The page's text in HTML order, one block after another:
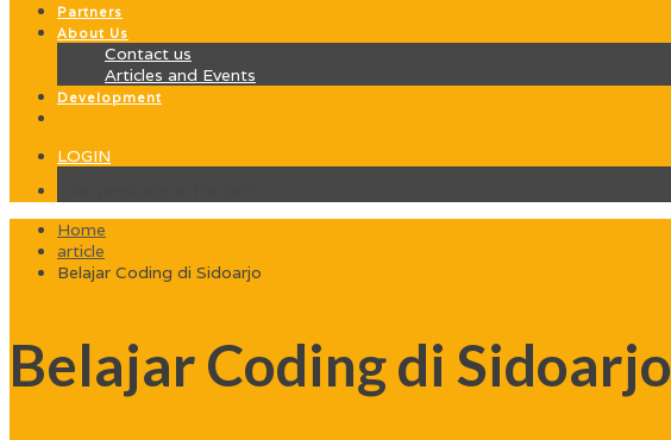
Partners
About Us
Contact us
Articles and Events
Development
LOGIN
Home
article
Belajar Coding di Sidoarjo
Belajar Coding di Sidoarjo